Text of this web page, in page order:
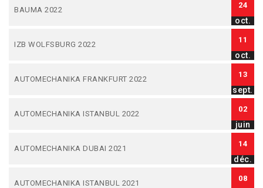
BAUMA 2022
24
oct.
IZB WOLFSBURG 2022
11
oct.
AUTOMECHANIKA FRANKFURT 2022
13
sept.
AUTOMECHANIKA ISTANBUL 2022
02
juin
AUTOMECHANIKA DUBAI 2021
14
déc.
AUTOMECHANIKA ISTANBUL 2021
08